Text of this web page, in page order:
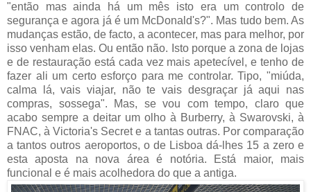
"então mas ainda há um mês isto era um controlo de
segurança e agora já é um McDonald's?". Mas tudo bem. As
mudanças estão, de facto, a acontecer, mas para melhor, por
isso venham elas. Ou então não. Isto porque a zona de lojas
e de restauração está cada vez mais apetecível, e tenho de
fazer ali um certo esforço para me controlar. Tipo, "miúda,
calma lá, vais viajar, não te vais desgraçar já aqui nas
compras, sossega". Mas, se vou com tempo, claro que
acabo sempre a deitar um olho à Burberry, à Swarovski, à
FNAC, à Victoria's Secret e a tantas outras. Por comparação
a tantos outros aeroportos, o de Lisboa dá-lhes 15 a zero e
esta aposta na nova área é notória. Está maior, mais
funcional e é mais acolhedora do que a antiga.